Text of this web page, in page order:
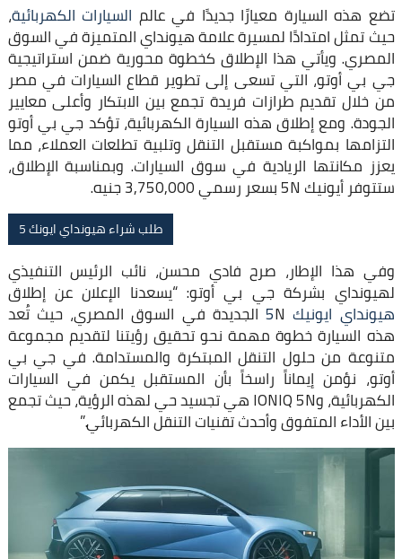
تضع هذه السيارة معيارًا جديدًا في عالم السيارات الكهربائية،
حيث تمثل امتدادًا لمسيرة علامة هيونداي المتميزة في السوق
المصري. ويأتي هذا الإطلاق كخطوة محورية ضمن استراتيجية
جي بي أوتو، التي تسعى إلى تطوير قطاع السيارات في مصر
من خلال تقديم طرازات فريدة تجمع بين الابتكار وأعلى معايير
الجودة. ومع إطلاق هذه السيارة الكهربائية، تؤكد جي بي أوتو
التزامها بمواكبة مستقبل التنقل وتلبية تطلعات العملاء، مما
يعزز مكانتها الريادية في سوق السيارات. وبمناسبة الإطلاق،
ستتوفر أيونيك 5N بسعر رسمي 3,750,000 جنيه.
طلب شراء هيونداي ايونك 5
وفي هذا الإطار، صرح فادي محسن، نائب الرئيس التنفيذي
لهيونداي بشركة جي بي أوتو: “يسعدنا الإعلان عن إطلاق
هيونداي ايونيك 5 N الجديدة في السوق المصري، حيث تُعد
هذه السيارة خطوة مهمة نحو تحقيق رؤيتنا لتقديم مجموعة
متنوعة من حلول التنقل المبتكرة والمستدامة. في جي بي
أوتو، نؤمن إيماناً راسخاً بأن المستقبل يكمن في السيارات
الكهربائية، وIONIQ 5N هي تجسيد حي لهذه الرؤية، حيث تجمع
بين الأداء المتفوق وأحدث تقنيات التنقل الكهربائي.”